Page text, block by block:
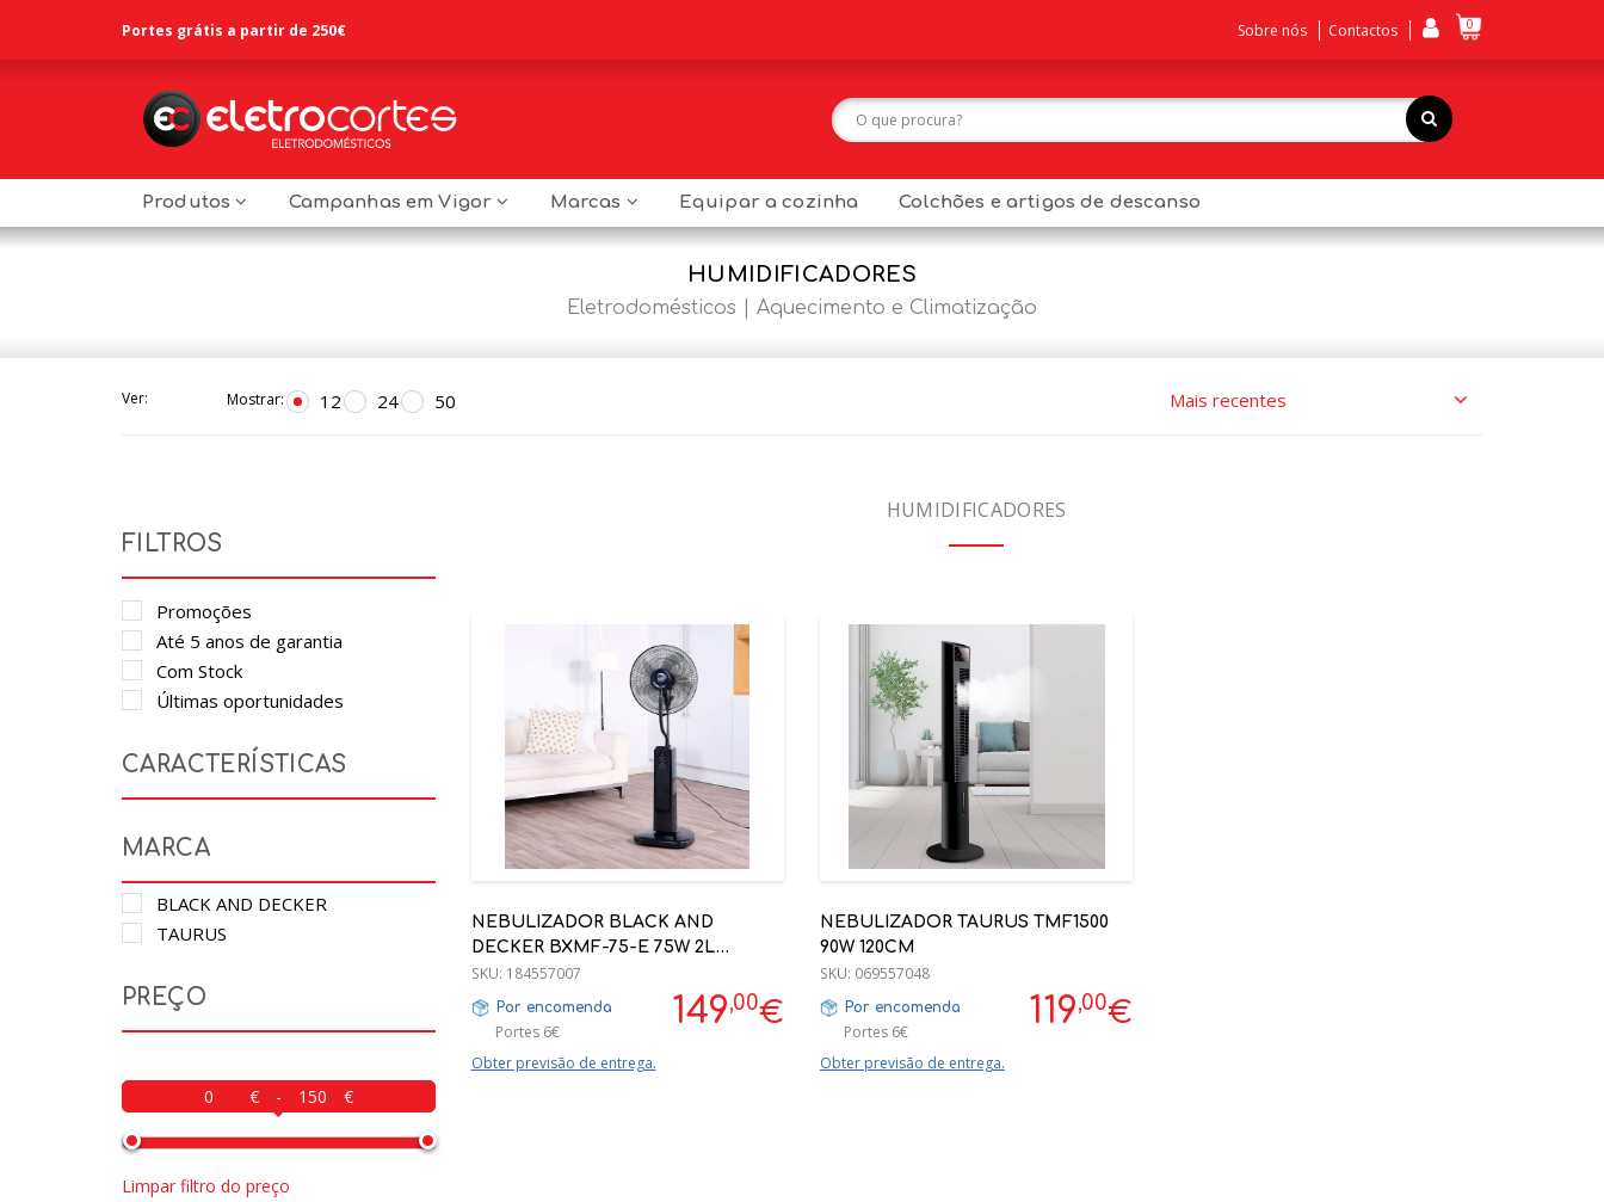
Portes grátis a partir de 250€ Sobre nós Contactos 0
Produtos Campanhas em Vigor Marcas Equipar a cozinha Colchões e artigos de descanso
HUMIDIFICADORES
Eletrodomésticos Aquecimento e Climatização
Ver: Mostrar: 12 24 50
FILTROS
Promoções
Até 5 anos de garantia
Com Stock
Últimas oportunidades
CARACTERÍSTICAS
MARCA
BLACK AND DECKER
TAURUS
PREÇO
-
Limpar filtro do preço
HUMIDIFICADORES
NEBULIZADOR BLACK AND
DECKER BXMF-75-E 75W 2L
220ML/H 3 VELOCIDADES
149,00€
SKU: 184557007
Por encomenda
Portes 6€
Obter previsão de entrega.
NEBULIZADOR TAURUS TMF1500
90W 120CM
119,00€
SKU: 069557048
Por encomenda
Portes 6€
Obter previsão de entrega.